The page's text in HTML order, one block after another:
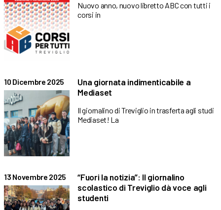
Nuovo anno, nuovo libretto ABC con tutti i
corsi in
10 Dicembre 2025
Una giornata indimenticabile a
Mediaset
Il giornalino di Treviglio in trasferta agli studi
Mediaset! La
13 Novembre 2025
“Fuori la notizia”: Il giornalino
scolastico di Treviglio dà voce agli
studenti